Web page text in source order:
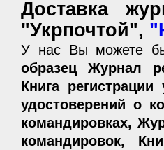
Доставка
"Укрпочтой",
У нас Вы можете
образец Журнал
Книга
удостоверений о
командировках,
командировок,